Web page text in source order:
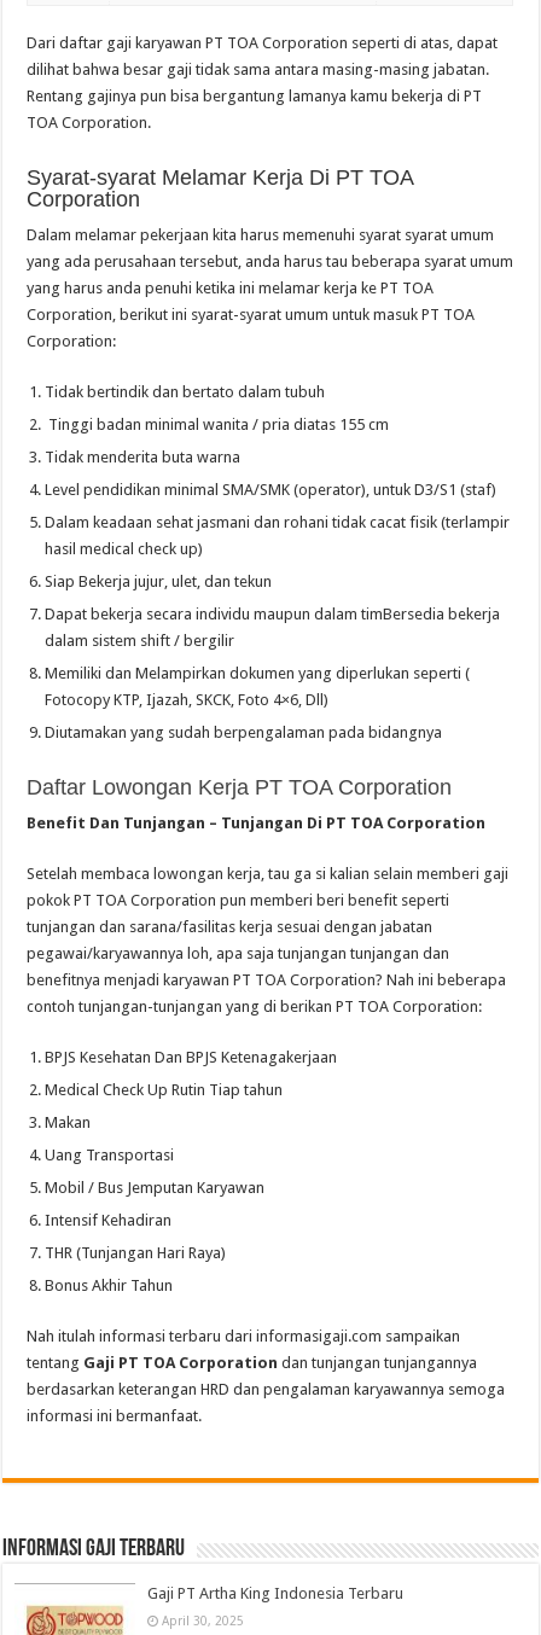
Dari daftar gaji karyawan PT TOA Corporation seperti di atas, dapat
dilihat bahwa besar gaji tidak sama antara masing-masing jabatan.
Rentang gajinya pun bisa bergantung lamanya kamu bekerja di PT
TOA Corporation.
Syarat-syarat Melamar Kerja Di PT TOA
Corporation
Dalam melamar pekerjaan kita harus memenuhi syarat syarat umum
yang ada perusahaan tersebut, anda harus tau beberapa syarat umum
yang harus anda penuhi ketika ini melamar kerja ke PT TOA
Corporation, berikut ini syarat-syarat umum untuk masuk PT TOA
Corporation:
Tidak bertindik dan bertato dalam tubuh
Tinggi badan minimal wanita / pria diatas 155 cm
Tidak menderita buta warna
Level pendidikan minimal SMA/SMK (operator), untuk D3/S1 (staf)
Dalam keadaan sehat jasmani dan rohani tidak cacat fisik (terlampir
hasil medical check up)
Siap Bekerja jujur, ulet, dan tekun
Dapat bekerja secara individu maupun dalam timBersedia bekerja
dalam sistem shift / bergilir
Memiliki dan Melampirkan dokumen yang diperlukan seperti (
Fotocopy KTP, Ijazah, SKCK, Foto 4×6, Dll)
Diutamakan yang sudah berpengalaman pada bidangnya
Daftar Lowongan Kerja PT TOA Corporation
Benefit Dan Tunjangan – Tunjangan Di PT TOA Corporation
Setelah membaca lowongan kerja, tau ga si kalian selain memberi gaji
pokok PT TOA Corporation pun memberi beri benefit seperti
tunjangan dan sarana/fasilitas kerja sesuai dengan jabatan
pegawai/karyawannya loh, apa saja tunjangan tunjangan dan
benefitnya menjadi karyawan PT TOA Corporation? Nah ini beberapa
contoh tunjangan-tunjangan yang di berikan PT TOA Corporation:
BPJS Kesehatan Dan BPJS Ketenagakerjaan
Medical Check Up Rutin Tiap tahun
Makan
Uang Transportasi
Mobil / Bus Jemputan Karyawan
Intensif Kehadiran
THR (Tunjangan Hari Raya)
Bonus Akhir Tahun
Nah itulah informasi terbaru dari informasigaji.com sampaikan
tentang Gaji PT TOA Corporationdan tunjangan tunjangannya
berdasarkan keterangan HRD dan pengalaman karyawannya semoga
informasi ini bermanfaat.
informasi gaji terbaru
Gaji PT Artha King Indonesia Terbaru
April 30, 2025